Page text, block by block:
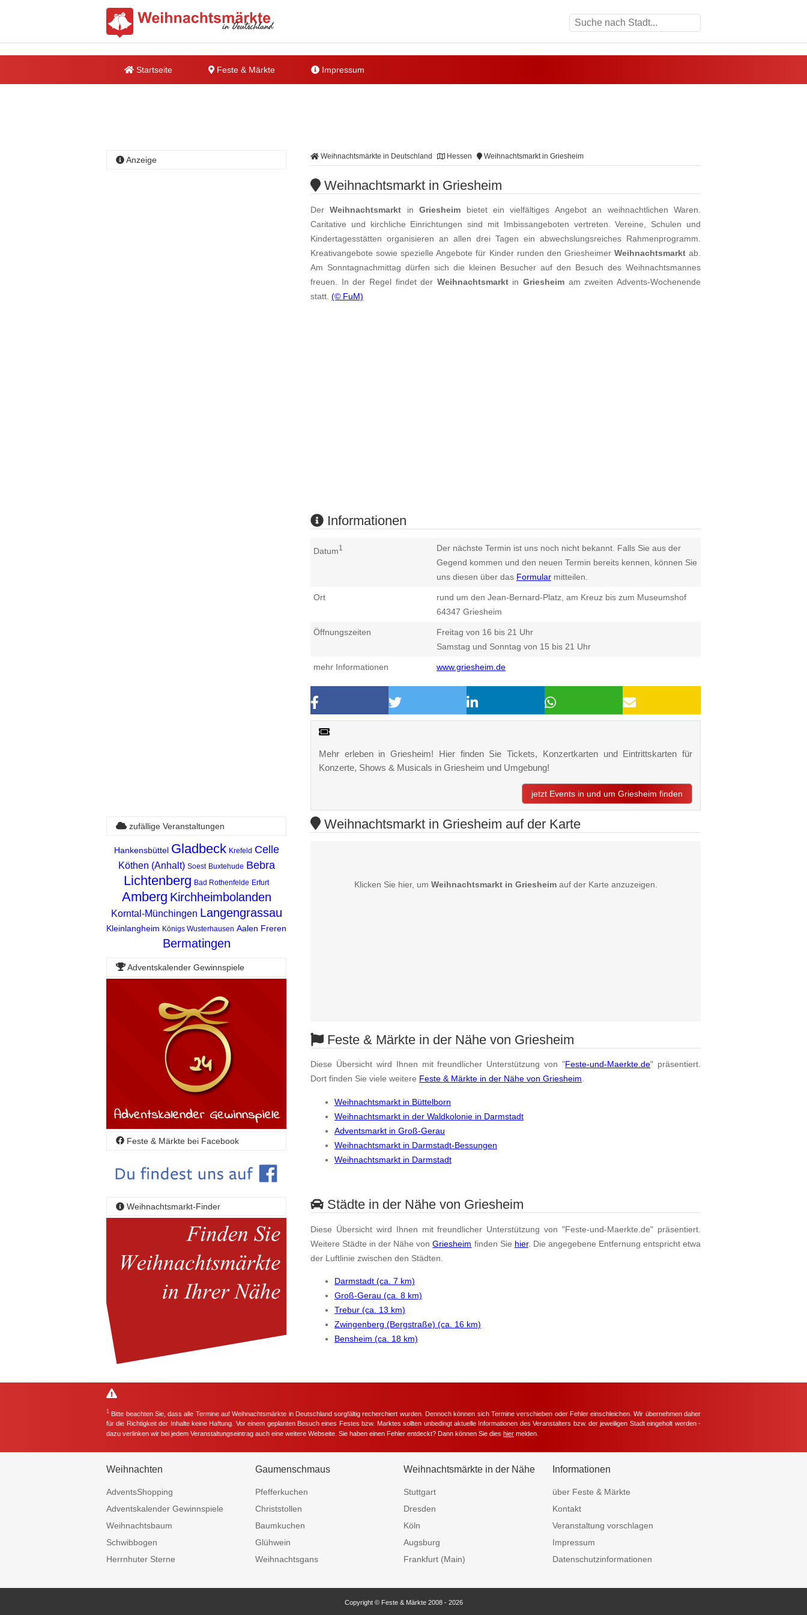
Startseite Feste & Märkte Impressum
Weihnachtsmärkte in Deutschland Hessen Weihnachtsmarkt in Griesheim
Weihnachtsmarkt in Griesheim
DerWeihnachtsmarkt inGriesheim bietet ein vielfältiges Angebot an weihnachtlichen Waren.
Caritative und kirchliche Einrichtungen sind mit Imbissangeboten vertreten. Vereine, Schulen und
Kindertagesstätten organisieren an allen drei Tagen ein abwechslungsreiches Rahmenprogramm.
Kreativangebote sowie spezielle Angebote für Kinder runden den Griesheimer Weihnachtsmarktab.
Am Sonntagnachmittag dürfen sich die kleinen Besucher auf den Besuch des Weihnachtsmannes
freuen. In der Regel findet der WeihnachtsmarktinGriesheim am zweiten Advents-Wochenende
statt. (© FuM)
Informationen
Datum1
Der nächste Termin ist uns noch nicht bekannt. Falls Sie aus der
Gegend kommen und den neuen Termin bereits kennen, können Sie
uns diesen über das Formular mitteilen.
Ort
rund um den Jean-Bernard-Platz, am Kreuz bis zum Museumshof
64347 Griesheim
Öffnungszeiten
Freitag von 16 bis 21 Uhr
Samstag und Sonntag von 15 bis 21 Uhr
mehr Informationen www.griesheim.de
Mehr erleben in Griesheim! Hier finden Sie Tickets, Konzertkarten und Eintrittskarten für
Konzerte, Shows & Musicals in Griesheim und Umgebung!
jetzt Events in und um Griesheim finden
Anzeige
Weihnachtsmarkt in Griesheim auf der Karte
Klicken Sie hier, um Weihnachtsmarkt in Griesheimauf der Karte anzuzeigen.
Feste & Märkte in der Nähe von Griesheim
Diese Übersicht wird Ihnen mit freundlicher Unterstützung von "Feste-und-Maerkte.de" präsentiert.
Dort finden Sie viele weitere Feste & Märkte in der Nähe von Griesheim.
Weihnachtsmarkt in Büttelborn
Weihnachtsmarkt in der Waldkolonie in Darmstadt
Adventsmarkt in Groß-Gerau
Weihnachtsmarkt in Darmstadt-Bessungen
Weihnachtsmarkt in Darmstadt
Städte in der Nähe von Griesheim
Diese Übersicht wird Ihnen mit freundlicher Unterstützung von "Feste-und-Maerkte.de" präsentiert.
Weitere Städte in der Nähe vonGriesheim finden Sie hier. Die angegebene Entfernung entspricht etwa
der Luftlinie zwischen den Städten.
Darmstadt (ca. 7 km)
Groß-Gerau (ca. 8 km)
Trebur (ca. 13 km)
Zwingenberg (Bergstraße) (ca. 16 km)
Bensheim (ca. 18 km)
zufällige Veranstaltungen
Hankensbüttel Gladbeck Krefeld Celle
Köthen (Anhalt) Soest Buxtehude Bebra
Lichtenberg Bad Rothenfelde Erfurt
Amberg Kirchheimbolanden
Korntal-Münchingen Langengrassau
Kleinlangheim Königs Wusterhausen Aalen Freren
Bermatingen
Adventskalender Gewinnspiele
Feste & Märkte bei Facebook
Weihnachtsmarkt-Finder
1 Bitte beachten Sie, dass alle Termine auf Weihnachtsmärkte in Deutschland sorgfältig recherchiert wurden. Dennoch können sich Termine verschieben oder Fehler einschleichen. Wir übernehmen daher
für die Richtigkeit der Inhalte keine Haftung. Vor einem geplanten Besuch eines Festes bzw. Marktes sollten unbedingt aktuelle Informationen des Veranstalters bzw. der jeweiligen Stadt eingeholt werden -
dazu verlinken wir bei jedem Veranstaltungseintrag auch eine weitere Webseite. Sie haben einen Fehler entdeckt? Dann können Sie dies hier melden.
Weihnachten
AdventsShopping
Adventskalender Gewinnspiele
Weihnachtsbaum
Schwibbogen
Herrnhuter Sterne
Gaumenschmaus
Pfefferkuchen
Christstollen
Baumkuchen
Glühwein
Weihnachtsgans
Weihnachtsmärkte in der Nähe
Stuttgart
Dresden
Köln
Augsburg
Frankfurt (Main)
Informationen
über Feste & Märkte
Kontakt
Veranstaltung vorschlagen
Impressum
Datenschutzinformationen
Copyright © Feste & Märkte 2008 - 2026